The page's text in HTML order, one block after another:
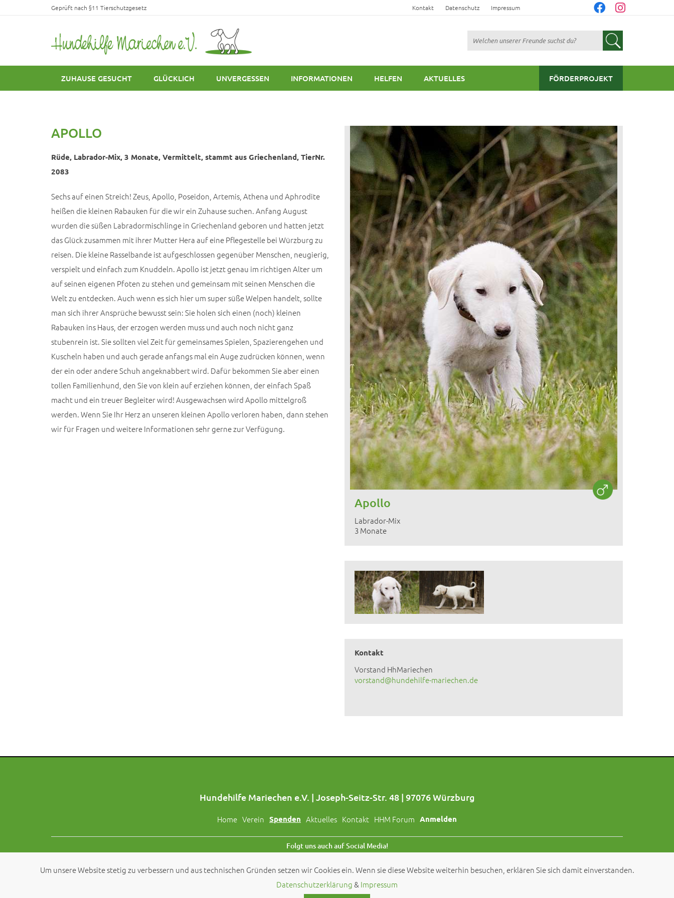
Geprüft nach §11 Tierschutzgesetz Kontakt Datenschutz Impressum
Suchen
ZUHAUSE GESUCHT GLÜCKLICH UNVERGESSEN INFORMATIONEN HELFEN AKTUELLES FÖRDERPROJEKT
APOLLO
Rüde, Labrador-Mix, 3 Monate, Vermittelt, stammt aus Griechenland, TierNr.
2083
Sechs auf einen Streich! Zeus, Apollo, Poseidon, Artemis, Athena und Aphrodite
heißen die kleinen Rabauken für die wir ein Zuhause suchen. Anfang August
wurden die süßen Labradormischlinge in Griechenland geboren und hatten jetzt
das Glück zusammen mit ihrer Mutter Hera auf eine Pflegestelle bei Würzburg zu
reisen. Die kleine Rasselbande ist aufgeschlossen gegenüber Menschen, neugierig,
verspielt und einfach zum Knuddeln. Apollo ist jetzt genau im richtigen Alter um
auf seinen eigenen Pfoten zu stehen und gemeinsam mit seinen Menschen die
Welt zu entdecken. Auch wenn es sich hier um super süße Welpen handelt, sollte
man sich ihrer Ansprüche bewusst sein: Sie holen sich einen (noch) kleinen
Rabauken ins Haus, der erzogen werden muss und auch noch nicht ganz
stubenrein ist. Sie sollten viel Zeit für gemeinsames Spielen, Spazierengehen und
Kuscheln haben und auch gerade anfangs mal ein Auge zudrücken können, wenn
der ein oder andere Schuh angeknabbert wird. Dafür bekommen Sie aber einen
tollen Familienhund, den Sie von klein auf erziehen können, der einfach Spaß
macht und ein treuer Begleiter wird! Ausgewachsen wird Apollo mittelgroß
werden. Wenn Sie Ihr Herz an unseren kleinen Apollo verloren haben, dann stehen
wir für Fragen und weitere Informationen sehr gerne zur Verfügung.
Apollo
Labrador-Mix
3 Monate
Kontakt
Vorstand HhMariechen
vorstand@hundehilfe-mariechen.de
Hundehilfe Mariechen e.V. | Joseph-Seitz-Str. 48 | 97076 Würzburg
Home Verein Spenden Aktuelles Kontakt HHM Forum Anmelden
Folgt uns auch auf Social Media!
© 2026 byHundehilfe Mariechen e.V.
Um unsere Website stetig zu verbessern und aus technischen Gründen setzen wir Cookies ein. Wenn sie diese Website weiterhin besuchen, erklären Sie sich damit einverstanden.
Datenschutzerklärung& Impressum